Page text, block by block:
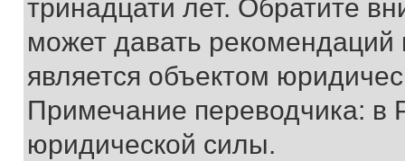
тринадцати лет. Обратите
может давать
является объектом
Примечание переводчика: в
юридической силы.